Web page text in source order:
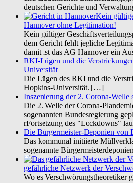
deutschen Gerichte und
Kein
Hannover ohne Legitimation!
Kein gültiger
dem Gericht fehlt jegliche
damit ist das AG Hannover ein
RKI-Lügen und die
Universität
Die Lügen des RKI und die
Hopkins-Universität. […]
Inszenierung der 2. Corona-Welle
Die 2. Welle der Corona-
sogenannten Bundesregierung
rFortsetzung des "Lockdowns"
Die Bürgermeister-Deponien von
Das kommunal initiierte
sogenannte
gefährliche Netzwerk der
Wo es Verschwörungstheoretiker